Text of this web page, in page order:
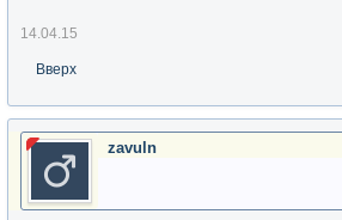
14.04.15
Вверх
zavuln